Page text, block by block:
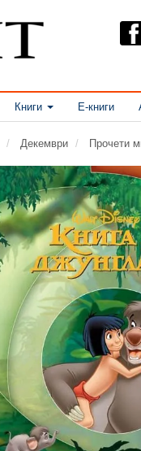
Книги Е-книги
Декември Прочети